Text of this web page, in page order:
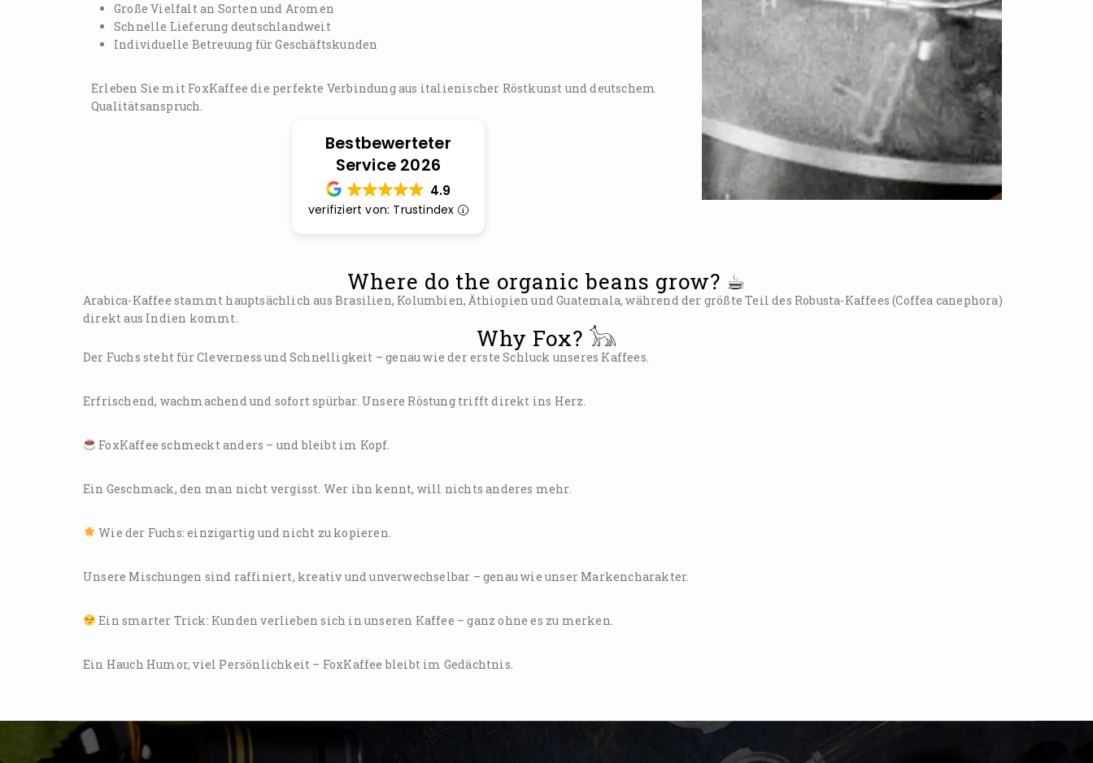
Große Vielfalt an Sorten und Aromen
Schnelle Lieferung deutschlandweit
Individuelle Betreuung für Geschäftskunden
Erleben Sie mit FoxKaffee die perfekte Verbindung aus italienischer Röstkunst und deutschem
Qualitätsanspruch.
Bestbewerteter
Service 2026
4.9
verifiziert von: Trustindex
Where do the organic beans grow? ☕︎
Arabica-Kaffee stammt hauptsächlich aus Brasilien, Kolumbien, Äthiopien und Guatemala, während der größte Teil des Robusta-Kaffees (Coffea canephora)
direkt aus Indien kommt.
Why Fox? 𓃥
Der Fuchs steht für Cleverness und Schnelligkeit – genau wie der erste Schluck unseres Kaffees.
Erfrischend, wachmachend und sofort spürbar. Unsere Röstung trifft direkt ins Herz.
FoxKaffee schmeckt anders – und bleibt im Kopf.
Ein Geschmack, den man nicht vergisst. Wer ihn kennt, will nichts anderes mehr.
Wie der Fuchs: einzigartig und nicht zu kopieren.
Unsere Mischungen sind raffiniert, kreativ und unverwechselbar – genau wie unser Markencharakter.
Ein smarter Trick: Kunden verlieben sich in unseren Kaffee – ganz ohne es zu merken.
Ein Hauch Humor, viel Persönlichkeit – FoxKaffee bleibt im Gedächtnis.